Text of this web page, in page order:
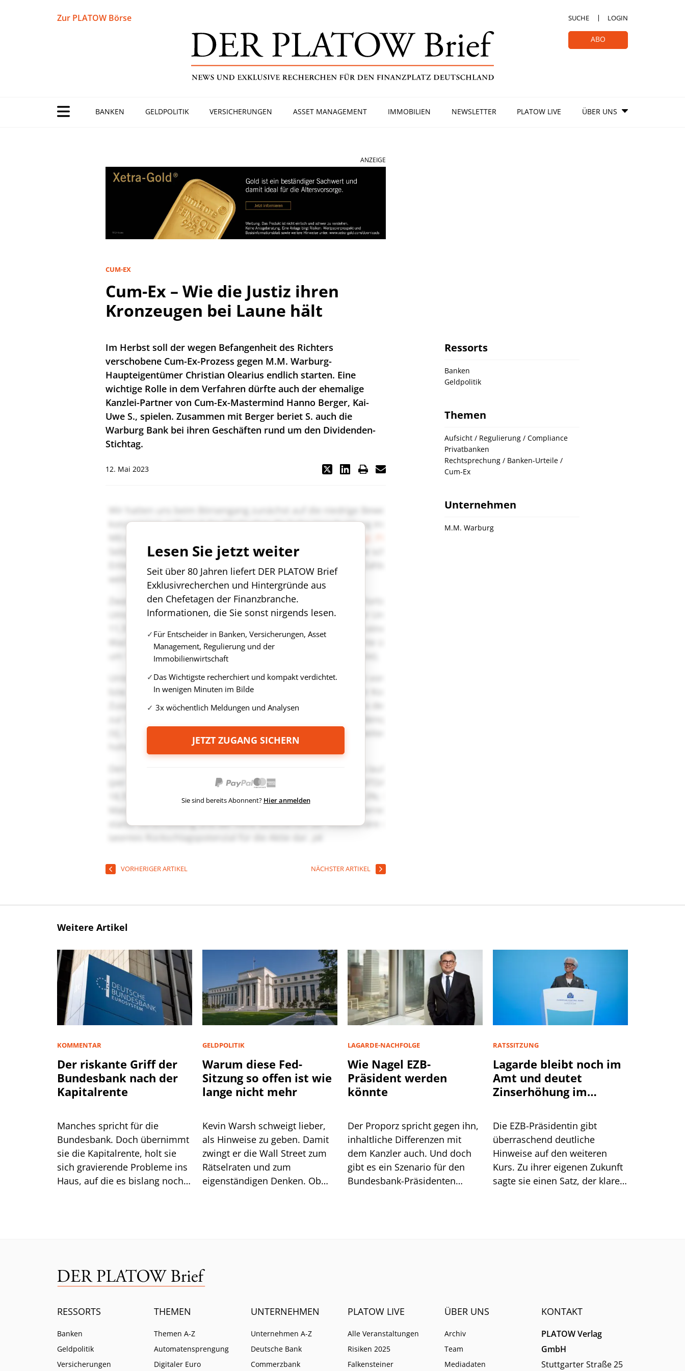
Zur PLATOW Börse SUCHE LOGIN
ABO
BANKEN GELDPOLITIK VERSICHERUNGEN ASSET MANAGEMENT IMMOBILIEN NEWSLETTER PLATOW LIVE ÜBER UNS
ANZEIGE
CUM-EX
Cum-Ex – Wie die Justiz ihren
Kronzeugen bei Laune hält
Im Herbst soll der wegen Befangenheit des Richters
verschobene Cum-Ex-Prozess gegen M.M. Warburg-
Haupteigentümer Christian Olearius endlich starten. Eine
wichtige Rolle in dem Verfahren dürfte auch der ehemalige
Kanzlei-Partner von Cum-Ex-Mastermind Hanno Berger, Kai-
Uwe S., spielen. Zusammen mit Berger beriet S. auch die
Warburg Bank bei ihren Geschäften rund um den Dividenden-
Stichtag.
12. Mai 2023
Lesen Sie jetzt weiter
Seit über 80 Jahren liefert DER PLATOW Brief
Exklusivrecherchen und Hintergründe aus
den Chefetagen der Finanzbranche.
Informationen, die Sie sonst nirgends lesen.
Für Entscheider in Banken, Versicherungen, Asset
Management, Regulierung und der
Immobilienwirtschaft
Das Wichtigste recherchiert und kompakt verdichtet.
In wenigen Minuten im Bilde
3x wöchentlich Meldungen und Analysen
JETZT ZUGANG SICHERN
Sie sind bereits Abonnent? Hier anmelden
VORHERIGER ARTIKEL NÄCHSTER ARTIKEL
Ressorts
Banken
Geldpolitik
Themen
Aufsicht / Regulierung / Compliance
Privatbanken
Rechtsprechung / Banken-Urteile /
Cum-Ex
Unternehmen
M.M. Warburg
Weitere Artikel
KOMMENTAR
Der riskante Griff der
Bundesbank nach der
Kapitalrente
Manches spricht für die
Bundesbank. Doch übernimmt
sie die Kapitalrente, holt sie
sich gravierende Probleme ins
Haus, auf die es bislang noch
GELDPOLITIK
Warum diese Fed-
Sitzung so offen ist wie
lange nicht mehr
Kevin Warsh schweigt lieber,
als Hinweise zu geben. Damit
zwingt er die Wall Street zum
Rätselraten und zum
eigenständigen Denken. Ob
LAGARDE-NACHFOLGE
Wie Nagel EZB-
Präsident werden
könnte
Der Proporz spricht gegen ihn,
inhaltliche Differenzen mit
dem Kanzler auch. Und doch
gibt es ein Szenario für den
Bundesbank-Präsidenten
RATSSITZUNG
Lagarde bleibt noch im
Amt und deutet
Zinserhöhung im
Die EZB-Präsidentin gibt
überraschend deutliche
Hinweise auf den weiteren
Kurs. Zu ihrer eigenen Zukunft
sagte sie einen Satz, der klarer
RESSORTS
Banken
Geldpolitik
Versicherungen
THEMEN
Themen A-Z
Automatensprengung
Digitaler Euro
UNTERNEHMEN
Unternehmen A-Z
Deutsche Bank
Commerzbank
PLATOW LIVE
Alle Veranstaltungen
Risiken 2025
Falkensteiner
ÜBER UNS
Archiv
Team
Mediadaten
KONTAKT
PLATOW Verlag
GmbH
Stuttgarter Straße 25